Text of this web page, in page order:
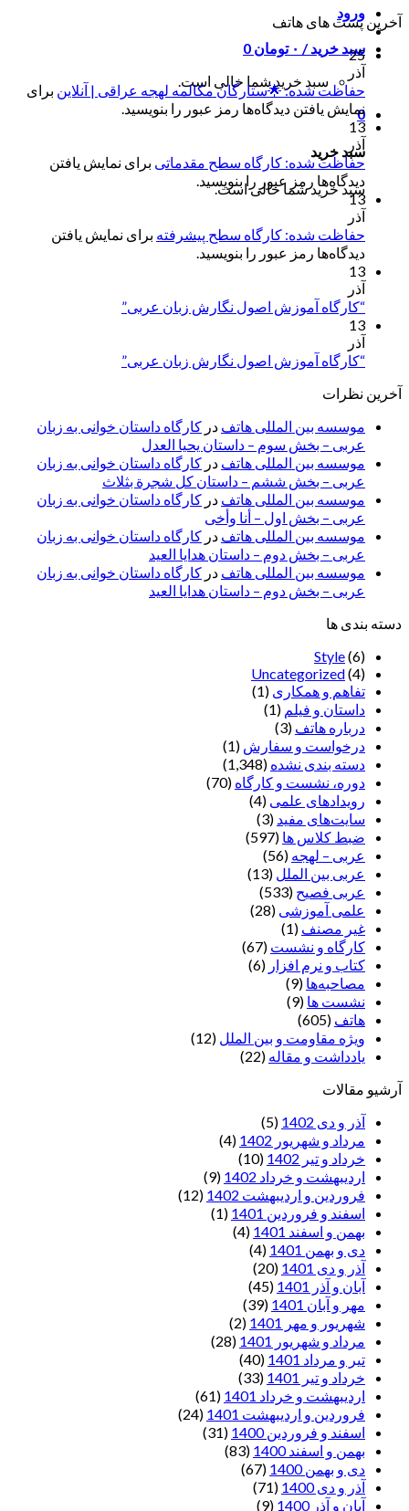
ورود
سبد خرید / ۰ تومان 0
سبد خرید شما خالی است.
0
سبد خرید
سبد خرید شما خالی است.
آخرین پست های هاتف
25
آذر
حفاظت شده: 🌟ستارگان مکالمه لهجه عراقی | آنلاین برای
نمایش یافتن دیدگاه‌ها رمز عبور را بنویسید.
13
آذر
حفاظت شده: کارگاه سطح مقدماتی برای نمایش یافتن
دیدگاه‌ها رمز عبور را بنویسید.
13
آذر
حفاظت شده: کارگاه سطح پیشرفته برای نمایش یافتن
دیدگاه‌ها رمز عبور را بنویسید.
13
آذر
“کارگاه آموزش اصول نگارش زبان عربی”
13
آذر
“کارگاه آموزش اصول نگارش زبان عربی”
آخرین نظرات
موسسه بین المللی هاتف در کارگاه داستان خوانی به زبان
عربی – بخش سوم – داستان یحیا العدل
موسسه بین المللی هاتف در کارگاه داستان خوانی به زبان
عربی – بخش ششم – داستان کل شجرة بثلاث
موسسه بین المللی هاتف در کارگاه داستان خوانی به زبان
عربی – بخش اول – أنا وأخی
موسسه بین المللی هاتف در کارگاه داستان خوانی به زبان
عربی – بخش دوم – داستان هدایا العید
موسسه بین المللی هاتف در کارگاه داستان خوانی به زبان
عربی – بخش دوم – داستان هدایا العید
دسته بندی ها
Style(6)
Uncategorized(4)
تفاهم و همکاری (1)
داستان و فیلم (1)
درباره هاتف (3)
درخواست و سفارش (1)
دسته بندی نشده (1,348)
دوره، نشست و کارگاه (70)
رویدادهای علمی (4)
سایت‌های مفید (3)
ضبط کلاس ها (597)
عربی – لهجه (56)
عربی بین الملل (13)
عربی فصیح (533)
علمی آموزشی (28)
غير مصنف (1)
کارگاه و نشست (67)
کتاب و نرم افزار (6)
مصاحبه‌ها (9)
نشست ها (9)
هاتف (605)
ویژه مقاومت و بین الملل (12)
یادداشت‌ و مقاله (22)
آرشیو مقالات
آذر و دی 1402
(5)
مرداد و شهریور 1402
(4)
خرداد و تیر 1402
(10)
اردیبهشت و خرداد 1402
(9)
فروردین و اردیبهشت 1402
(12)
اسفند و فروردین 1401
(1)
بهمن و اسفند 1401
(4)
دی و بهمن 1401
(4)
آذر و دی 1401
(20)
آبان و آذر 1401
(45)
مهر و آبان 1401
(39)
شهریور و مهر 1401
(2)
مرداد و شهریور 1401
(28)
تیر و مرداد 1401
(40)
خرداد و تیر 1401
(33)
اردیبهشت و خرداد 1401
(61)
فروردین و اردیبهشت 1401
(24)
اسفند و فروردین 1400
(31)
بهمن و اسفند 1400
(83)
دی و بهمن 1400
(67)
آذر و دی 1400
(71)
آبان و آذر 1400
(9)